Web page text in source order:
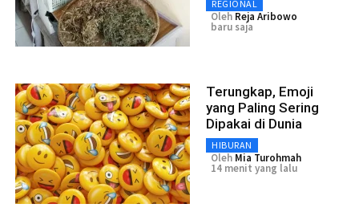
REGIONAL
Oleh Reja Aribowo
baru saja
Terungkap, Emoji
yang Paling Sering
Dipakai di Dunia
HIBURAN
Oleh Mia Turohmah
14 menit yang lalu